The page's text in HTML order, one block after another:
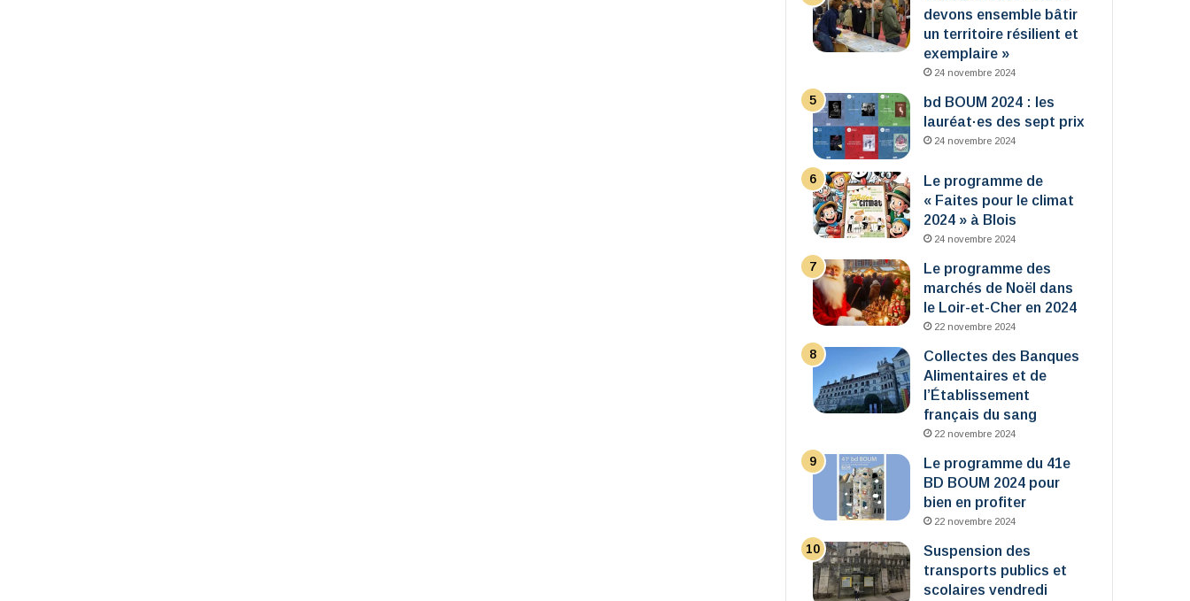
devons ensemble bâtir
un territoire résilient et
exemplaire »
24 novembre 2024
bd BOUM 2024 : les
lauréat·es des sept prix
24 novembre 2024
Le programme de
« Faites pour le climat
2024 » à Blois
24 novembre 2024
Le programme des
marchés de Noël dans
le Loir-et-Cher en 2024
22 novembre 2024
Collectes des Banques
Alimentaires et de
l’Établissement
français du sang
22 novembre 2024
Le programme du 41e
BD BOUM 2024 pour
bien en profiter
22 novembre 2024
Suspension des
transports publics et
scolaires vendredi